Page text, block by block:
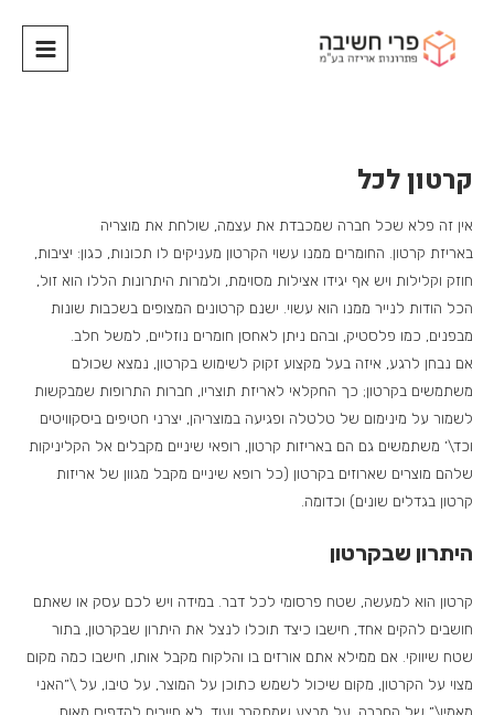
קרטון לכל
אין זה פלא שכל חברה שמכבדת את עצמה, שולחת את מוצריה
באריזת קרטון. החומרים ממנו עשוי הקרטון מעניקים לו תכונות, כגון: יציבות,
חוזק וקלילות ויש אף יגידו אצילות מסוימת, ולמרות היתרונות הללו הוא זול,
הכל הודות לנייר ממנו הוא עשוי. ישנם קרטונים המצופים בשכבות שונות
מבפנים, כמו פלסטיק, ובהם ניתן לאחסן חומרים נוזליים, למשל חלב.
אם נבחן לרגע, איזה בעל מקצוע זקוק לשימוש בקרטון, נמצא שכולם
משתמשים בקרטון; כך החקלאי לאריזת תוצריו, חברות התרופות שמבקשות
לשמור על מינימום של טלטלה ופגיעה במוצריהן, יצרני חטיפים ביסקוויטים
וכד\’ משתמשים גם הם באריזות קרטון, רופאי שיניים מקבלים אל הקליניקות
שלהם מוצרים שארוזים בקרטון (כל רופא שיניים מקבל מגוון של אריזות
קרטון בגדלים שונים) וכדומה.
היתרון שבקרטון
קרטון הוא למעשה, שטח פרסומי לכל דבר. במידה ויש לכם עסק או שאתם
חושבים להקים אחד, חישבו כיצד תוכלו לנצל את היתרון שבקרטון, בתור
שטח שיווקי. אם ממילא אתם אורזים בו והלקוח מקבל אותו, חישבו כמה מקום
מצוי על הקרטון, מקום שיכול לשמש כתוכן על המוצר, על טיבו, על \”האני
מאמין\” של החברה, על מבצע שמתקרב ועוד. לא חייבים להדפיס מאות